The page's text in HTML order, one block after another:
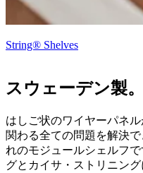
String® Shelves
スウェーデン製。
はしご状のワイヤーパネル
関わる全ての問題を解決
れのモジュールシェルフ
グとカイサ・ストリニン